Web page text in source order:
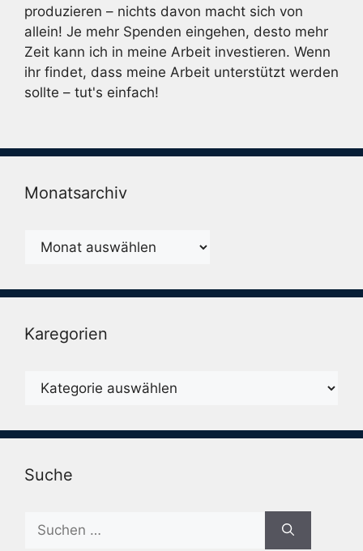
produzieren – nichts davon macht sich von
allein! Je mehr Spenden eingehen, desto mehr
Zeit kann ich in meine Arbeit investieren. Wenn
ihr findet, dass meine Arbeit unterstützt werden
sollte – tut's einfach!
Monatsarchiv
Monatsarchiv
Karegorien
Karegorien
Suche
nach: